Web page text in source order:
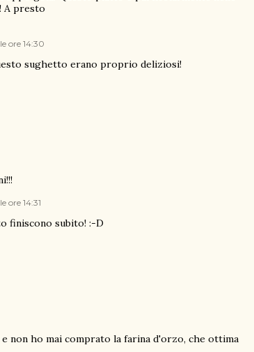
A presto
ore 14:30
sughetto erano proprio deliziosi!
ore 14:31
finiscono subito! :-D
e non ho mai comprato la farina d'orzo, che ottima